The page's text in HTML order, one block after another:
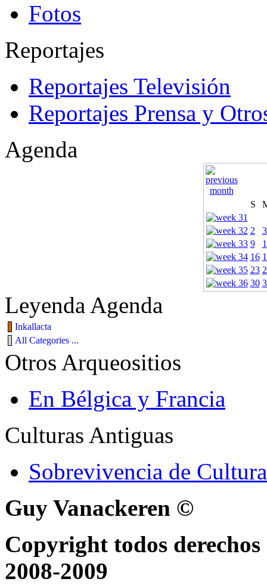
Fotos
Reportajes
Reportajes Televisión
Reportajes Prensa y
Agenda
S
2
3
9
16
23
30
Leyenda Agenda
Inkallacta
All Categories ...
Otros Arqueositios
En Bélgica y Francia
Culturas Antiguas
Sobrevivencia de
Guy Vanackeren ©
Copyright todos
2008-2009